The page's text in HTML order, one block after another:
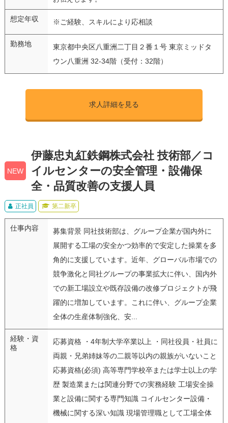
想定年収 ※ご経験、スキルにより応相談
勤務地
東京都中央区八重洲二丁目２番１号 東京ミッドタ
ウン八重洲 32-34階（受付：32階）
求人詳細を見る
NEW
伊藤忠丸紅鉄鋼株式会社 技術部／コ
イルセンターの安全管理・設備保
全・品質改善の支援人員
正社員 第二新卒
仕事内容
募集背景 同社技術部は、グループ企業が国内外に
展開する工場の安全かつ効率的で安定した操業を多
角的に支援しています。近年、グローバル市場での
競争激化と同社グループの事業拡大に伴い、国内外
での新工場設立や既存設備の改修プロジェクトが飛
躍的に増加しています。これに伴い、グループ企業
全体の生産体制強化、安...
経験・資
格
応募資格 ・4年制大学卒業以上 ・同社役員・社員に
両親・兄弟姉妹等の二親等以内の親族がいないこと
応募資格(必須) 高等専門学校卒または学士以上の学
歴 製造業または関連分野での実務経験 工場安全操
業と設備に関する専門知識 コイルセンター設備・
機械に関する深い知識 現場管理職として工場全体